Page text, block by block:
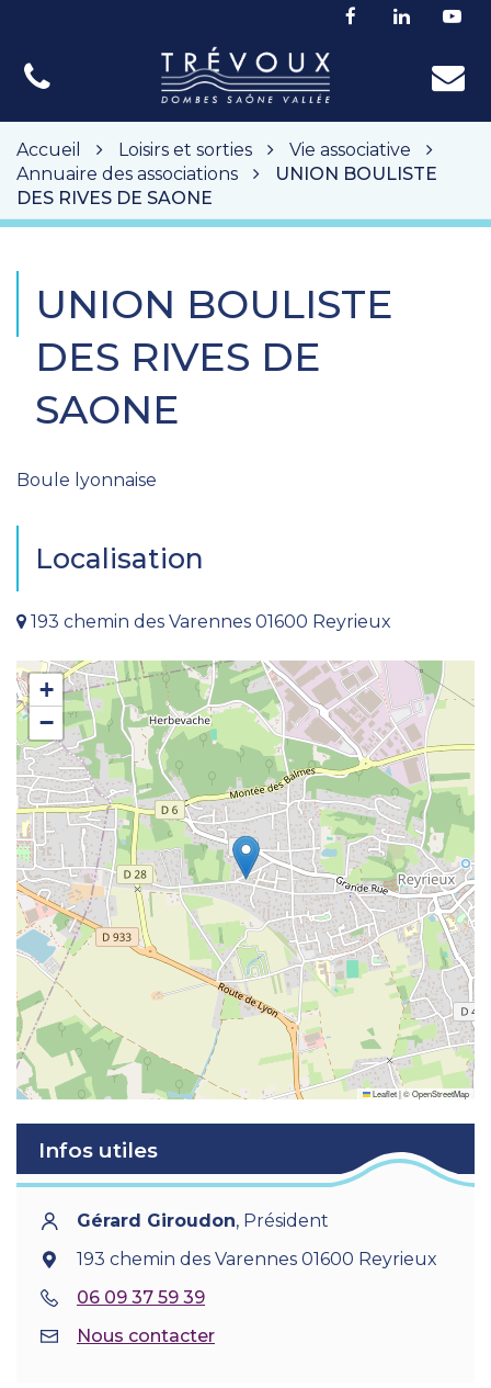
Lien
Lien
compte
la
Accueil
Loisirs et sorties
Vie associative
Annuaire des associations
UNION BOULISTE
DES RIVES DE SAONE
UNION BOULISTE
DES RIVES DE
SAONE
Boule lyonnaise
Localisation
193 chemin des Varennes 01600 Reyrieux
+
−
Leaflet|©OpenStreetMap
Infos utiles
Gérard Giroudon, Président
193 chemin des Varennes 01600 Reyrieux
06 09 37 59 39
Nous contacter